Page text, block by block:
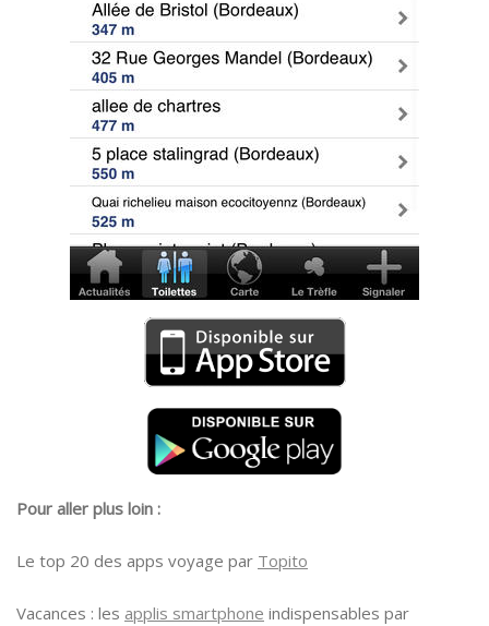
Pour aller plus loin :
Le top 20 des apps voyage par Topito
Vacances : les applis smartphone indispensables par